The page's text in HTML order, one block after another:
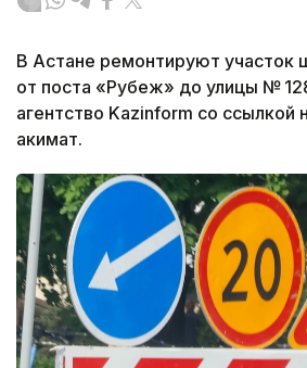
В Астане ремонтируют участок
от поста «Рубеж» до улицы №
агентство Kazinform со ссылкой
акимат.